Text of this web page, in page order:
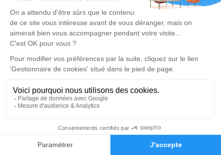
Faire-part Hommages
d'expression dédié à honorer la mémoire de Marie-
Louise BRUOT.
Un service de plantation d’arbre hommage est
disponible ici.
Je rends hommage
Cérémonie religieuse
Église Saint Paul de Montluçon
03100 Montluçon